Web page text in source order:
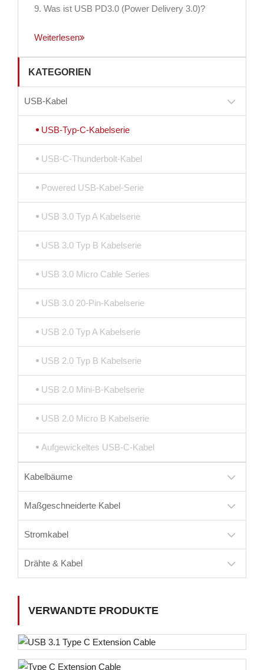
9. Was ist USB PD3.0 (Power Delivery 3.0)?
Weiterlesen
KATEGORIEN
USB-Kabel
USB-Typ-C-Kabelserie
USB-C-Thunderbolt-Kabel
Powered USB-Kabel-Serie
USB 3.0 Typ A Kabelserie
USB 3.0 Typ B Kabelserie
USB 3.0 Micro Cable Series
USB 3.0 20-Pin-Kabelserie
USB 2.0 Typ A Kabelserie
USB 2.0 Typ B Kabelserie
USB 2.0 Mini-B-Kabelserie
USB 2.0 Micro B Kabelserie
Aufgewickeltes USB-C-Kabel
Kabelbäume
Maßgeschneiderte Kabel
Stromkabel
Drähte & Kabel
VERWANDTE PRODUKTE